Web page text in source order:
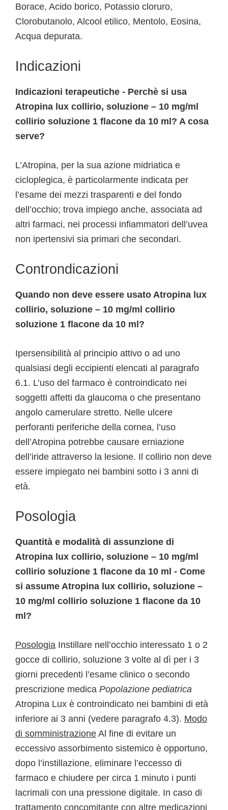
Borace, Acido borico, Potassio cloruro,
Clorobutanolo, Alcool etilico, Mentolo, Eosina,
Acqua depurata.
Indicazioni
Indicazioni terapeutiche - Perchè si usa
Atropina lux collirio, soluzione – 10 mg/ml
collirio soluzione 1 flacone da 10 ml? A cosa
serve?
L’Atropina, per la sua azione midriatica e
cicloplegica, è particolarmente indicata per
l’esame dei mezzi trasparenti e del fondo
dell’occhio; trova impiego anche, associata ad
altri farmaci, nei processi infiammatori dell’uvea
non ipertensivi sia primari che secondari.
Controndicazioni
Quando non deve essere usato Atropina lux
collirio, soluzione – 10 mg/ml collirio
soluzione 1 flacone da 10 ml?
Ipersensibilità al principio attivo o ad uno
qualsiasi degli eccipienti elencati al paragrafo
6.1. L’uso del farmaco è controindicato nei
soggetti affetti da glaucoma o che presentano
angolo camerulare stretto. Nelle ulcere
perforanti periferiche della cornea, l’uso
dell’Atropina potrebbe causare erniazione
dell’iride attraverso la lesione. Il collirio non deve
essere impiegato nei bambini sotto i 3 anni di
età.
Posologia
Quantità e modalità di assunzione di
Atropina lux collirio, soluzione – 10 mg/ml
collirio soluzione 1 flacone da 10 ml - Come
si assume Atropina lux collirio, soluzione –
10 mg/ml collirio soluzione 1 flacone da 10
ml?
Posologia Instillare nell’occhio interessato 1 o 2
gocce di collirio, soluzione 3 volte al dì per i 3
giorni precedenti l’esame clinico o secondo
prescrizione medica Popolazione pediatrica
Atropina Lux è controindicato nei bambini di età
inferiore ai 3 anni (vedere paragrafo 4.3). Modo
di somministrazione Al fine di evitare un
eccessivo assorbimento sistemico è opportuno,
dopo l’instillazione, eliminare l’eccesso di
farmaco e chiudere per circa 1 minuto i punti
lacrimali con una pressione digitale. In caso di
trattamento concomitante con altre medicazioni